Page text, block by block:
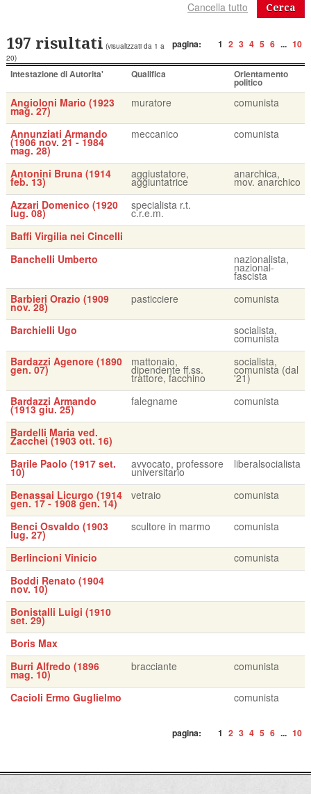
Cerca
pagina: 1 2 3 4 5 6 ... 10
197 risultati (visualizzati da 1 a
20)
Intestazione di Autorita' Qualifica Orientamento
politico
Angioloni Mario (1923
mag. 27)
muratore comunista
Annunziati Armando
(1906 nov. 21 - 1984
mag. 28)
meccanico comunista
Antonini Bruna (1914
feb. 13)
aggiustatore,
aggiuntatrice
anarchica,
mov. anarchico
Azzari Domenico (1920
lug. 08)
specialista r.t.
c.r.e.m.
Baffi Virgilia nei Cincelli
Banchelli Umberto
nazionalista,
nazional-
fascista
Barbieri Orazio (1909
nov. 28)
pasticciere comunista
Barchielli Ugo socialista,
comunista
Bardazzi Agenore (1890
gen. 07)
mattonaio,
dipendente ff.ss.
trattore, facchino
socialista,
comunista (dal
'21)
Bardazzi Armando
(1913 giu. 25)
falegname comunista
Bardelli Maria ved.
Zacchei (1903 ott. 16)
Barile Paolo (1917 set.
10)
avvocato, professore
universitario
liberalsocialista
Benassai Licurgo (1914
gen. 17 - 1908 gen. 14)
vetraio comunista
Benci Osvaldo (1903
lug. 27)
scultore in marmo comunista
Berlincioni Vinicio
comunista
Boddi Renato (1904
nov. 10)
Bonistalli Luigi (1910
set. 29)
Boris Max
Burri Alfredo (1896
mag. 10)
bracciante comunista
Cacioli Ermo Guglielmo comunista
pagina: 1 2 3 4 5 6 ... 10